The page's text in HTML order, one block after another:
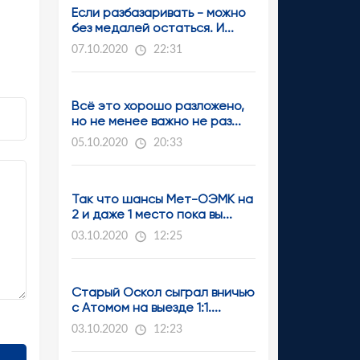
Если разбазаривать - можно
без медалей остаться. И...
07.10.2020 22:31
Всё это хорошо разложено,
но не менее важно не раз...
05.10.2020 20:33
Так что шансы Мет-ОЭМК на
2 и даже 1 место пока вы...
03.10.2020 12:25
Старый Оскол сыграл вничью
с Атомом на выезде 1:1....
03.10.2020 12:23